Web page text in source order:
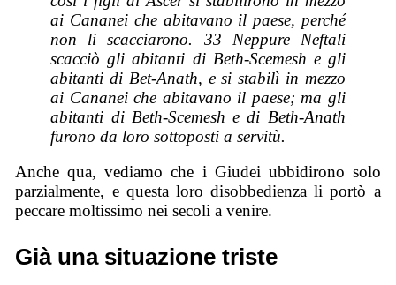
ai Cananei che abitavano il paese, perché
non li scacciarono.
33 Neppure Neftali
scacciò gli abitanti di Beth-Scemesh e gli
abitanti di Bet-Anath, e si stabilì in mezzo
ai Cananei che abitavano il paese; ma gli
abitanti di Beth-Scemesh e di Beth-Anath
furono da loro sottoposti a servitù.
Anche qua, vediamo che i Giudei ubbidirono solo
parzialmente, e questa loro disobbedienza li portò a
peccare moltissimo nei secoli a venire.
Già una situazione triste